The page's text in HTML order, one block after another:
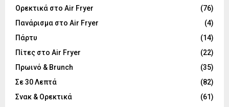
Ορεκτικά στο Air Fryer
(76)
Πανάρισμα στο Air Fryer
(4)
Πάρτυ
(14)
Πίτες στο Air Fryer
(22)
Πρωινό & Brunch
(35)
Σε 30 Λεπτά
(82)
Σνακ & Ορεκτικά
(61)